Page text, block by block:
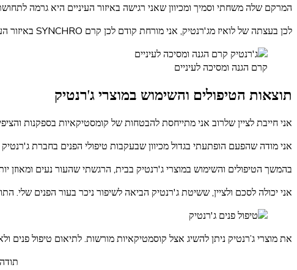
המרקם שלה משחתי וסמיך ומכיוון שאני רגישה באיזור העיניים היא גרמה
לכן בעצתה של לואיז מג'רנטיק, אני מורחת קודם לכן קרם SYNCHRO באיזור העיניים ומעליו את המסיכה הזו והשילוב של שניהם עובד מצוין עבורי.
קרם הגנה ומסיכה לעיניים
תוצאות הטיפולים והשימוש במוצרי ג'רנטיק
אני חייבת לציין שלרוב אני מתייחסת להבטחות של קומסטיקאיות בספקנות
אני מודה שהפעם הופתעתי בגדול מכיוון שבעקבות טיפולי הפנים בחברת
בהמשך הטיפולים והשימוש במוצרי ג'רנטיק בבית, הרגשתי שהעור נעים ומאוזן
אני יכולה לסכם ולציין, ששיטת ג'רנטיק הביאה לשיפור ניכר בעור הפנים שלי.
את מוצרי ג’רנטיק ניתן להשיג אצל קוסמטיקאיות מורשות. לתיאום טיפול פנים